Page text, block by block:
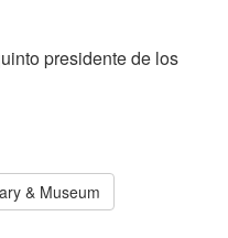
presidente de los
& Museum